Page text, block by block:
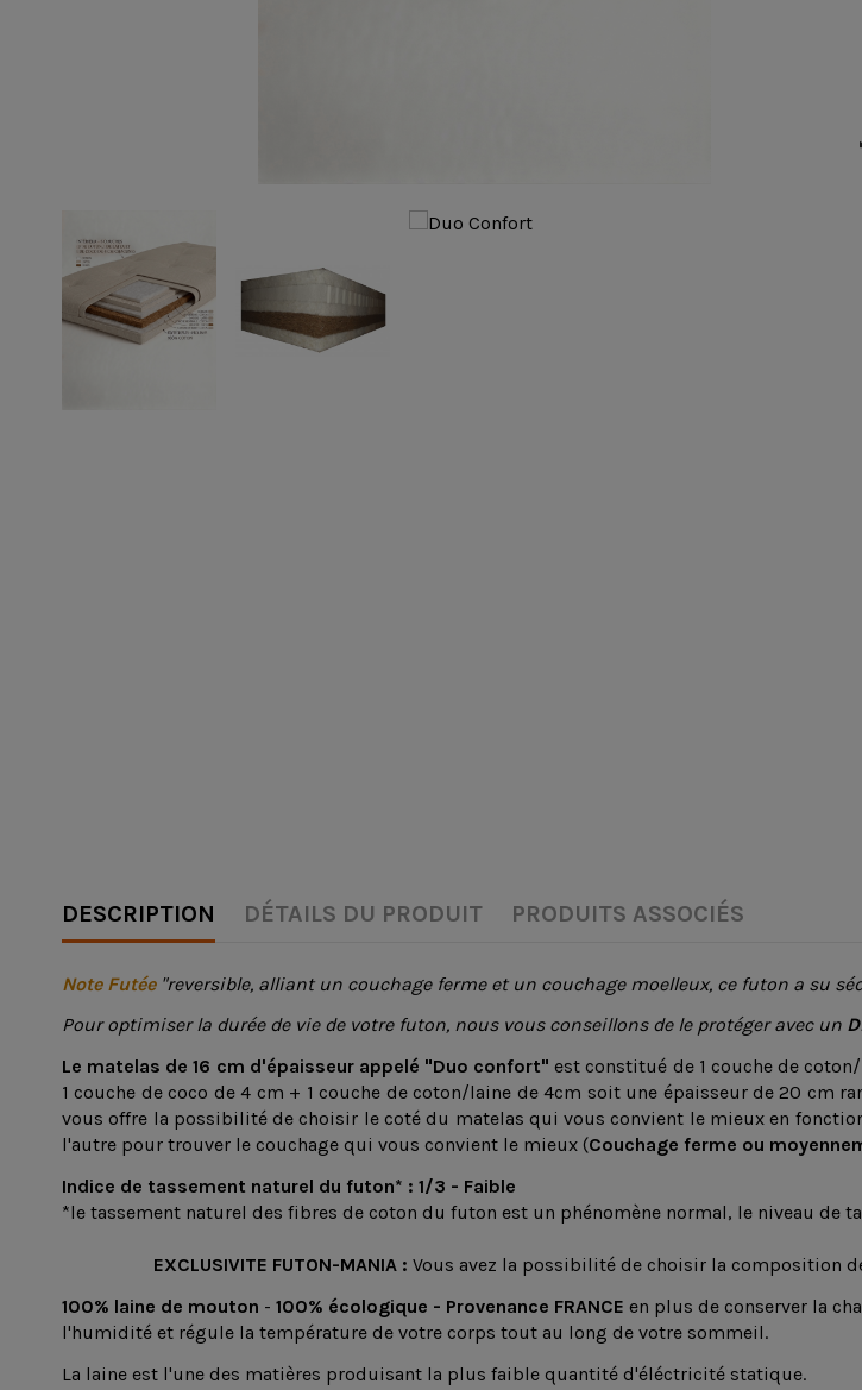
DESCRIPTION DÉTAILS DU PRODUIT PRODUITS ASSOCIÉS
Note Futée "reversible, alliant un couchage ferme et un couchage moelleux, ce futon a su
Pour optimiser la durée de viede votre futon, nous vous conseillons de le protéger avec un
Le matelas de 16 cm d'épaisseur appelé "Duo confort" est constitué de 1 couche de
1 couche de coco de 4 cm + 1 couche de coton/laine de 4cm soit une épaisseur de 20 cm
vous offre la possibilité de choisir le coté du matelas qui vous convient le mieux en
l'autre pour trouver le couchage qui vous convient le mieux (Couchage ferme ou
Indice de tassement naturel du futon* : 1/3 - Faible
*le tassement naturel des fibres de coton du futon est un phénomène normal, le niveau
EXCLUSIVITE FUTON-MANIA : Vous avez la possibilité de choisir la composition
100% laine de mouton - 100% écologique - Provenance FRANCE en plus de conserver la
l'humidité et régule la température de votre corps tout au long de votre sommeil.
La laine est l'une des matières produisant la plus faible quantité d'éléctricité statique.